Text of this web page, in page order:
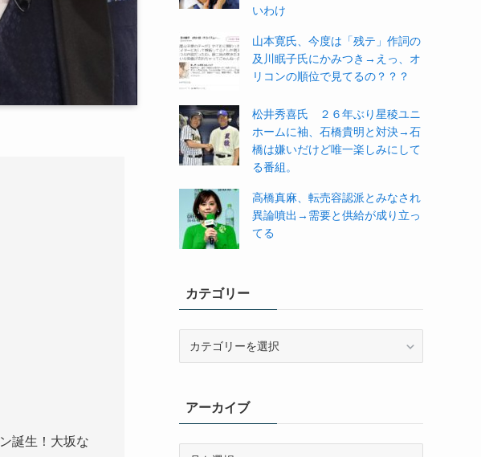
誕生！大坂な
いわけ
山本寛氏、今度は「残テ」作詞の
及川眠子氏にかみつき→えっ、オ
リコンの順位で見てるの？？？
松井秀喜氏 ２６年ぶり星稜ユニ
ホームに袖、石橋貴明と対決→石
橋は嫌いだけど唯一楽しみにして
る番組。
高橋真麻、転売容認派とみなされ
異論噴出→需要と供給が成り立っ
てる
カテゴリー
ーアーカイブ